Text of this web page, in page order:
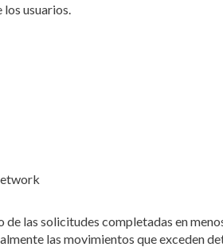
usuarios.
las solicitudes completadas en
las movimientos que exceden